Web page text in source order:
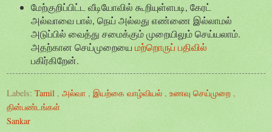
மேற்குறிப்பிட்ட வீடியோவில் கூறியுள்ளபடி, கேரட்
அல்வாவை பால், நெய் அல்லது எண்ணை இல்லாமல்
அடுப்பில் வைத்து சமைக்கும் முறையிலும் செய்யலாம்.
அதற்கான செய்முறையை மற்றொருப் பதிவில்
பகிர்கிறேன்.
Labels: Tamil , அல்வா , இயற்கை வாழ்வியல் , உணவு செய்முறை ,
தின்பண்டங்கள்
Sankar